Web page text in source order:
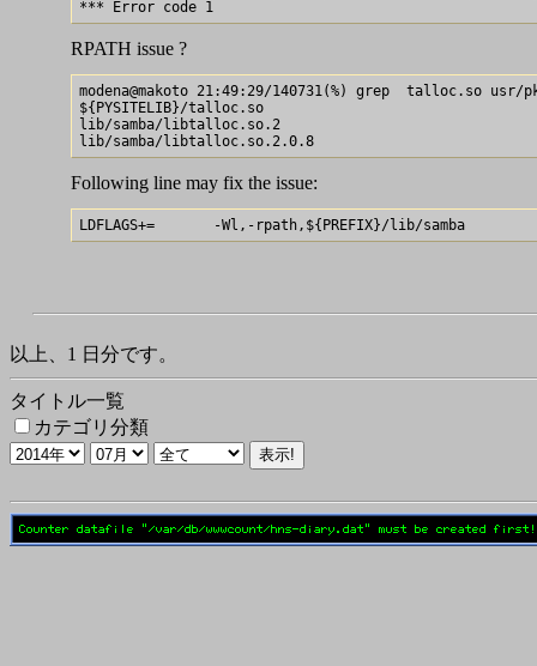
RPATH issue ?
modena@makoto 21:49:29/140731(%) grep  talloc.so usr/
${PYSITELIB}/talloc.so
lib/samba/libtalloc.so.2
Following line may fix the issue:
以上、1 日分です。
タイトル一覧
カテゴリ分類